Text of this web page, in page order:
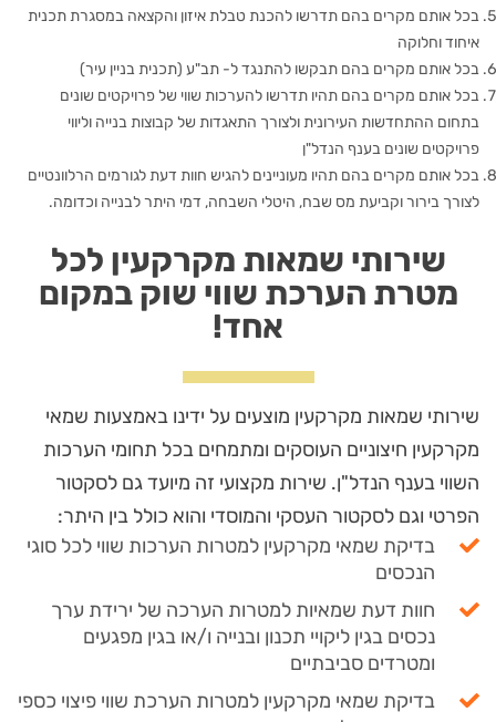
בכל אותם מקרים בהם תדרשו להכנת טבלת איזון והקצאה במסגרת תכנית
איחוד וחלוקה
בכל אותם מקרים בהם תבקשו להתנגד ל- תב"ע (תכנית בניין עיר)
בכל אותם מקרים בהם תהיו תדרשו להערכות שווי של פרויקטים שונים
בתחום ההתחדשות העירונית ולצורך התאגדות של קבוצות בנייה וליווי
פרויקטים שונים בענף הנדל"ן
בכל אותם מקרים בהם תהיו מעוניינים להגיש חוות דעת לגורמים הרלוונטיים
לצורך בירור וקביעת מס שבח, היטלי השבחה, דמי היתר לבנייה וכדומה.
שירותי שמאות מקרקעין לכל
מטרת הערכת שווי שוק במקום
אחד!
שירותי שמאות מקרקעין מוצעים על ידינו באמצעות שמאי
מקרקעין חיצוניים העוסקים ומתמחים בכל תחומי הערכות
השווי בענף הנדל"ן. שירות מקצועי זה מיועד גם לסקטור
הפרטי וגם לסקטור העסקי והמוסדי והוא כולל בין היתר:
בדיקת שמאי מקרקעין למטרות הערכות שווי לכל סוגי
הנכסים
חוות דעת שמאיות למטרות הערכה של ירידת ערך
נכסים בגין ליקויי תכנון ובנייה ו/או בגין מפגעים
ומטרדים סביבתיים
בדיקת שמאי מקרקעין למטרות הערכת שווי פיצוי כספי